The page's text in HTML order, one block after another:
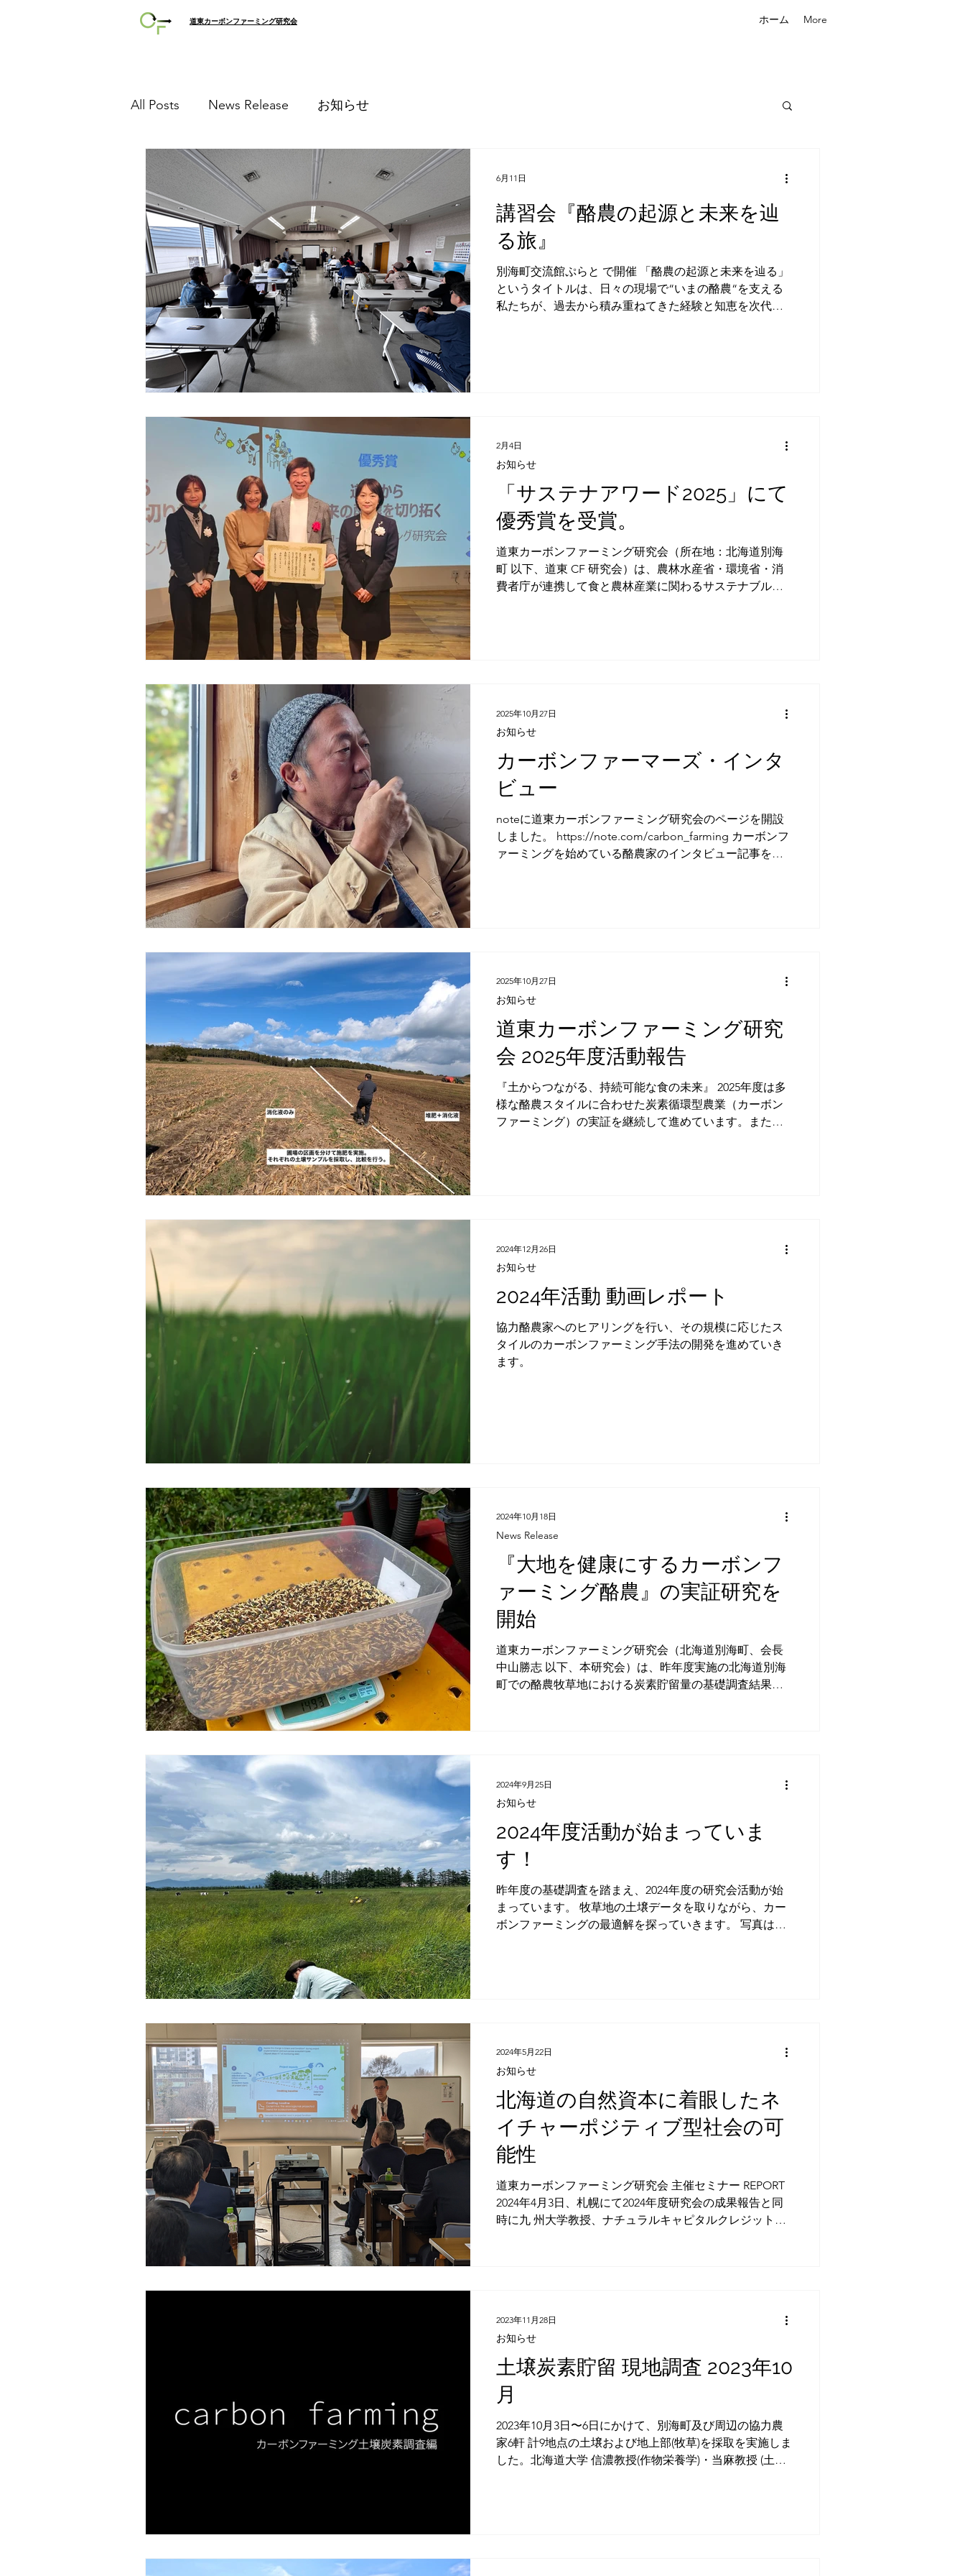
​道東カーボンファーミング研究会 ホーム More
All Posts News Release お知らせ
講習会『酪農の起源と未来を辿
る旅』
別海町交流館ぷらと で開催 「酪農の起源と未来を辿る」
というタイトルは、日々の現場で“いまの酪農“を支える
私たちが、過去から積み重ねてきた経験と知恵を次代へ
協 計根別農協 【協力】道東カーボンファーミング研究
会 ゲスト 木村 充慶氏 https://musashino-dairy.com/ ＜
DESIGN 理事＞
6月11日
「サステナアワード2025」にて
優秀賞を受賞。
道東カーボンファーミング研究会（所在地：北海道別海
町 以下、道東 CF 研究会）は、農林水産省・環境省・消
費者庁が連携して食と農林産業に関わるサステナブルな
れの土壌への炭素貯留、微生物の活性などを調査分析、
指すことを分かりやすく発信した点が評価されました。
「サステナアワード2025」 は、食と農林水産業に関わる
サステナブルな取り組みを広く募集し、環境との調和、
脱炭素、生物多様性、資源循環などの観点から優れた事
例を表彰するものです。今年度は全国から56作品の応募
がありました。受賞した取組は農林水産省ホームページ
を通じ、国内外に発信されます。
お知らせ
2月4日
カーボンファーマーズ・インタ
ビュー
noteに道東カーボンファーミング研究会のページを開設
しました。 https://note.com/carbon_farming カーボンフ
ァーミングを始めている酪農家のインタビュー記事を掲
お知らせ
2025年10月27日
道東カーボンファーミング研究
会 2025年度活動報告
『土からつながる、持続可能な食の未来』 2025年度は多
様な酪農スタイルに合わせた炭素循環型農業（カーボン
ファーミング）の実証を継続して進めています。また今
場：中山牧場（別海町） 乳牛1,300頭を飼育する大規模酪
る糞尿をエネルギー源とするなど循環資源として使い切
る農業を実践。実証では不耕起圃場での堆肥、消化液を
実施。 「毎日の糞尿処理を“資源循環”として見直すと、
酪農のあり方が変わる。不耕起による小豆とデントコー
ンの輪作にチャレンジするなど慣行農法をベースに多様
お知らせ
2025年10月27日
2024年活動 動画レポート
協力酪農家へのヒアリングを行い、その規模に応じたス
タイルのカーボンファーミング手法の開発を進めていき
ます。
お知らせ
2024年12月26日
『大地を健康にするカーボンフ
ァーミング酪農』の実証研究を
開始
道東カーボンファーミング研究会（北海道別海町、会長
中山勝志 以下、本研究会）は、昨年度実施の北海道別海
町での酪農牧草地における炭素貯留量の基礎調査結果を
News Release
2024年10月18日
2024年度活動が始まっていま
す！
昨年度の基礎調査を踏まえ、2024年度の研究会活動が始
まっています。 牧草地の土壌データを取りながら、カー
ボンファーミングの最適解を探っていきます。 写真は完
お知らせ
2024年9月25日
北海道の自然資本に着眼したネ
イチャーポジティブ型社会の可
能性
道東カーボンファーミング研究会 主催セミナー REPORT
2024年4月3日、札幌にて2024年度研究会の成果報告と同
時に九 州大学教授、ナチュラルキャピタルクレジットコ
お知らせ
2024年5月22日
土壌炭素貯留 現地調査 2023年10
月
2023年10月3日〜6日にかけて、別海町及び周辺の協力農
家6軒 計9地点の土壌および地上部(牧草)を採取を実施しま
した。北海道大学 信濃教授(作物栄養学)・当麻教授 (土壌
お知らせ
2023年11月28日